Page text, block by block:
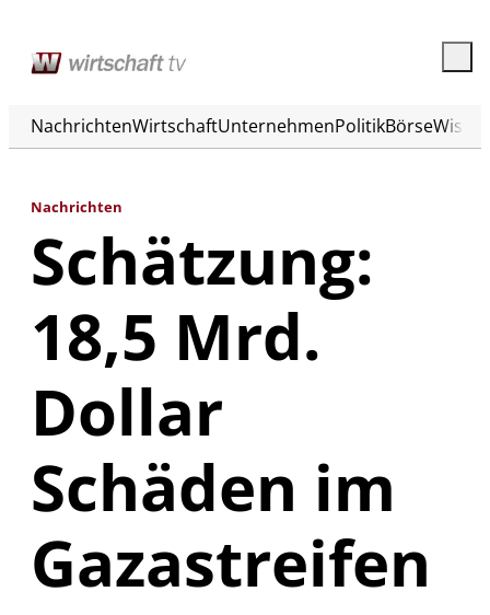
NachrichtenWirtschaftUnternehmenPolitikBörse
Nachrichten
Schätzung:
18,5 Mrd.
Dollar
Schäden im
Gazastreifen